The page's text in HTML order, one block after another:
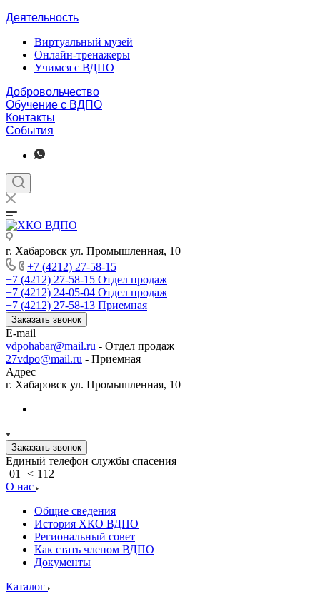
Деятельность
Виртуальный музей
Онлайн-тренажеры
Учимся с ВДПО
Добровольчество
Обучение с ВДПО
Контакты
События
г. Хабаровск ул. Промышленная, 10
+7 (4212) 27-58-15
+7 (4212) 27-58-15 Отдел продаж
+7 (4212) 24-05-04 Отдел продаж
+7 (4212) 27-58-13 Приемная
Заказать звонок
E-mail
vdpohabar@mail.ru - Отдел продаж
27vdpo@mail.ru - Приемная
Адрес
г. Хабаровск ул. Промышленная, 10
Заказать звонок
Единый телефон службы спасения
01
< 112
О нас
Общие сведения
История ХКО ВДПО
Региональный совет
Как стать членом ВДПО
Документы
Каталог